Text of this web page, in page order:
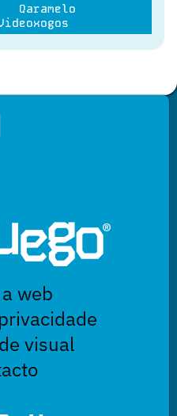
Qaramelo
web
visual